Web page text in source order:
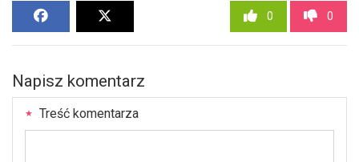
0 0
Napisz komentarz
Treść komentarza